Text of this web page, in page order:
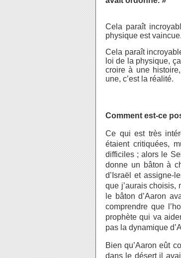
Cela paraît
physique est vaincue.
Cela paraît
loi de la physique,
croire à une
une, c’est la réalité.
Comment est-ce
Ce qui est très
étaient critiquées,
difficiles ; alors le
donne un bâton à
d’Israël et assigne-
que j’aurais choisis,
le bâton d’Aaron
comprendre que
prophète qui va
pas la dynamique
Bien qu’Aaron eût
dans le désert il